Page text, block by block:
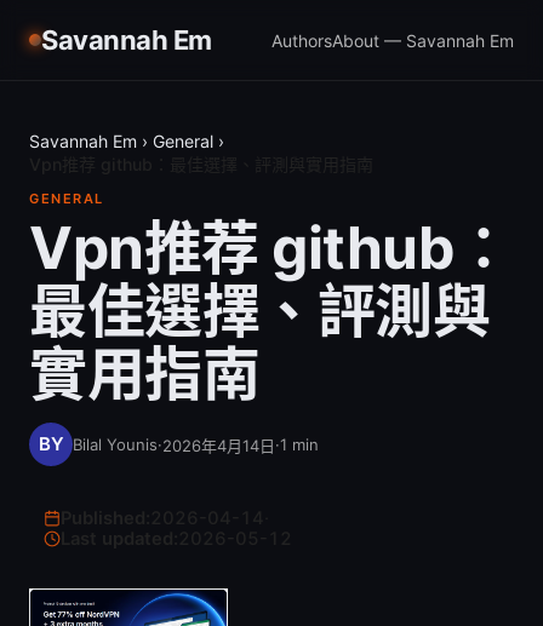
Savannah Em AuthorsAbout — Savannah Em
Savannah Em › General ›
GENERAL
Vpn推荐 github：
最佳選擇、評測與
實用指南
Bilal Younis·2026年4月14日·1 min
Last updated: